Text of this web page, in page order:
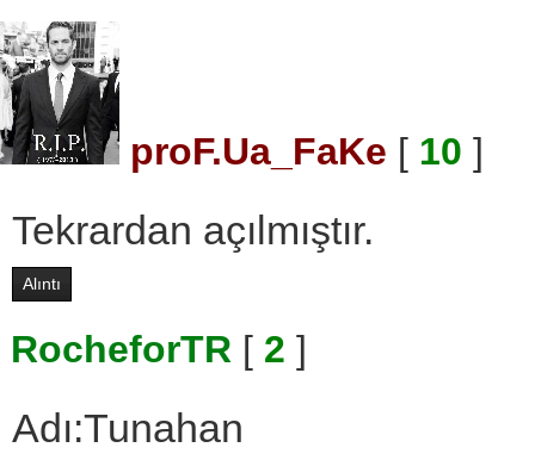
proF.Ua_FaKe [ 10 ]
Tekrardan açılmıştır.
Alıntı
RocheforTR [ 2 ]
Adı:Tunahan